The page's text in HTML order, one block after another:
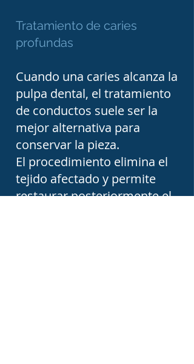
Tratamiento de caries
profundas
Cuando una caries alcanza la
pulpa dental, el tratamiento
de conductos suele ser la
mejor alternativa para
conservar la pieza.
El procedimiento elimina el
tejido afectado y permite
restaurar posteriormente el